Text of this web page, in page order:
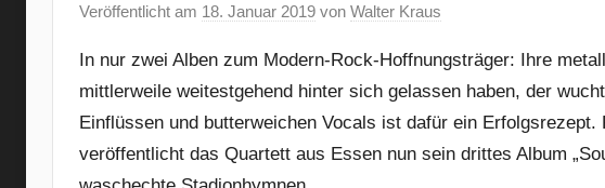
Veröffentlicht am 18. Januar 2019 von Walter Kraus
In nur zwei Alben zum Modern-Rock-Hoffnungsträger: Ihre
mittlerweile weitestgehend hinter sich gelassen haben, der
Einflüssen und butterweichen Vocals ist dafür ein
veröffentlicht das Quartett aus Essen nun sein drittes Album